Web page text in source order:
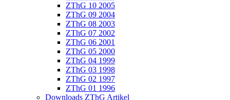
ZThG 10 2005
ZThG 09 2004
ZThG 08 2003
ZThG 07 2002
ZThG 06 2001
ZThG 05 2000
ZThG 04 1999
ZThG 03 1998
ZThG 02 1997
ZThG 01 1996
Downloads ZThG Artikel